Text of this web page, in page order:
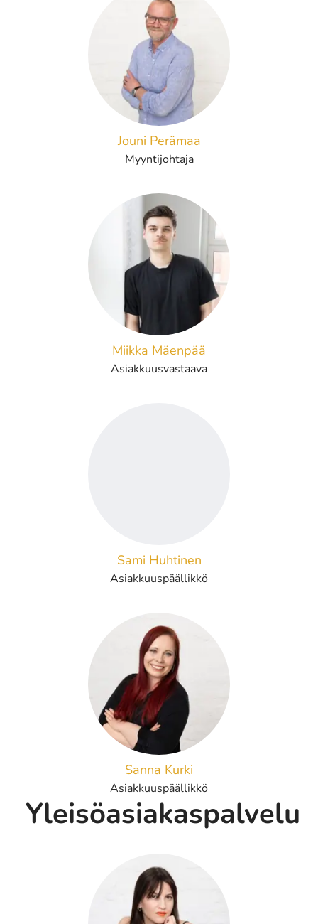
Jouni Perämaa
Myyntijohtaja
Miikka Mäenpää
Asiakkuusvastaava
Sami Huhtinen
Asiakkuuspäällikkö
Sanna Kurki
Asiakkuuspäällikkö
Yleisöasiakaspalvelu